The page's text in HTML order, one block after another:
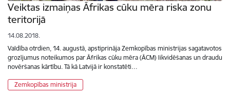
Veiktas izmaiņas Āfrikas cūku mēra riska zonu
teritorijā
14.08.2018.
Valdība otrdien, 14. augustā, apstiprināja Zemkopības ministrijas sagatavotos
grozījumus noteikumos par Āfrikas cūku mēra (ĀCM) likvidēšanas un draudu
novēršanas kārtību. Tā kā Latvijā ir konstatēti…
Zemkopības ministrija